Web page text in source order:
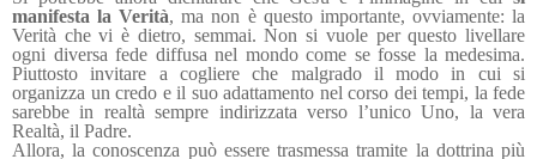
manifesta la Verità, ma non è questo importante, ovviamente: la
Verità che vi è dietro, semmai. Non si vuole per questo livellare
ogni diversa fede diffusa nel mondo come se fosse la medesima.
Piuttosto invitare a cogliere che malgrado il modo in cui si
organizza un credo e il suo adattamento nel corso dei tempi, la fede
sarebbe in realtà sempre indirizzata verso l’unico Uno, la vera
Realtà, il Padre.
Allora, la conoscenza può essere trasmessa tramite la dottrina più